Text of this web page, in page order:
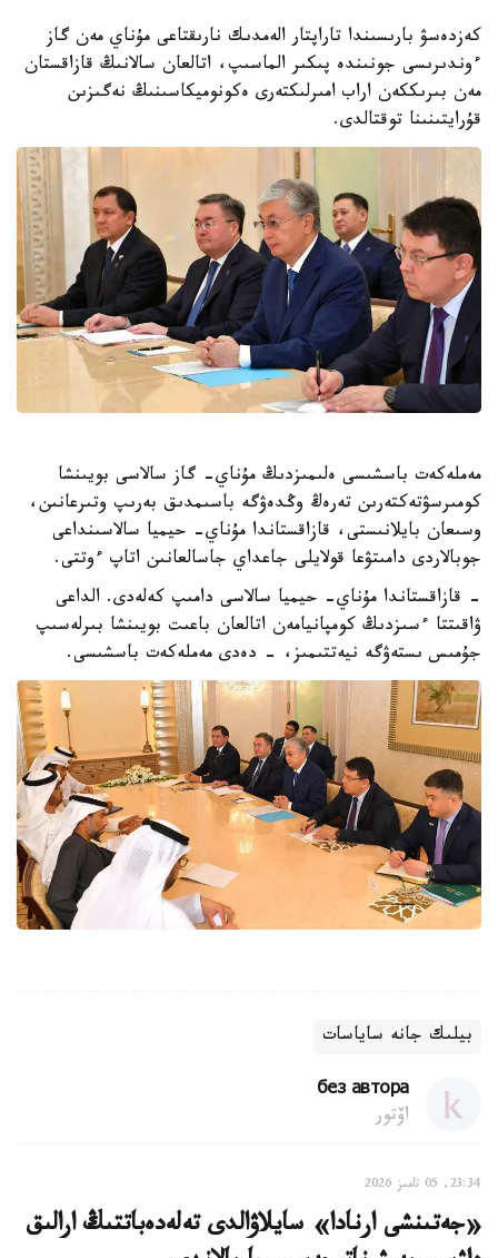
كەزدەسۋ بارىسىندا تاراپتار الەمدىك نارىقتاعى مۇناي مەن گاز
ءوندىرىسى جونىندە پىكىر الماسىپ، اتالعان سالانىڭ قازاقستان
مەن بىرىككەن اراب امىرلىكتەرى ەكونوميكاسىنىڭ نەگىزىن
قۇرايتىنىنا توقتالدى.
مەملەكەت باسشىسى ەلىمىزدىڭ مۇناي- گاز سالاسى بويىنشا
كومىرسۋتەكتەرىن تەرەڭ وڭدەۋگە باسىمدىق بەرىپ وتىرعانىن،
وسىعان بايلانىستى، قازاقستاندا مۇناي- حيميا سالاسىنداعى
جوبالاردى دامىتۋعا قولايلى جاعداي جاسالعانىن اتاپ ءوتتى.
- قازاقستاندا مۇناي- حيميا سالاسى دامىپ كەلەدى. الداعى
ۋاقىتتا ءسىزدىڭ كومپانيامەن اتالعان باعىت بويىنشا بىرلەسىپ
جۇمىس ىستەۋگە نيەتتىمىز، - دەدى مەملەكەت باسشىسى.
بيلىك جانە ساياسات
без автора
اۆتور
23:34, 05 تامىز 2026
«جەتىنشى ارنادا» سايلاۋالدى تەلەدەباتتىڭ ارالىق